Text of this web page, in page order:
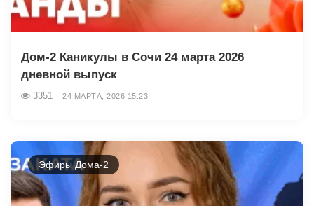
Дом-2 Каникулы в Сочи 24 марта 2026
дневной выпуск
3351 24 МАРТА, 2026 15:23
Эфиры Дома-2